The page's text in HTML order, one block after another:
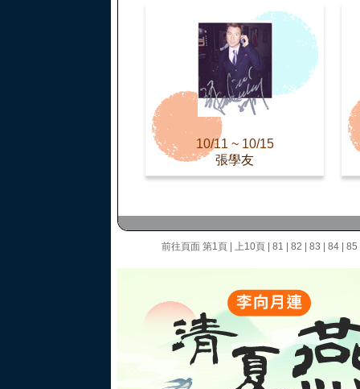
10/11 ~ 10/15
張學友
前往頁面 第1頁 上10頁 81 82 83 84 85